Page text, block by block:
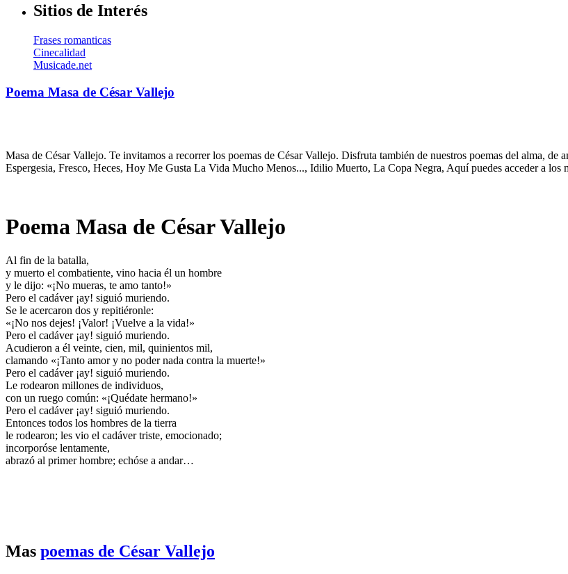
Sitios de Interés
Frases romanticas
Cinecalidad
Musicade.net
Poema Masa de César Vallejo
Masa de César Vallejo. Te invitamos a recorrer los poemas de César Vallejo. Disfruta también de nuestros poemas del alma, de
Espergesia, Fresco, Heces, Hoy Me Gusta La Vida Mucho Menos..., Idilio Muerto, La Copa Negra, Aquí puedes acceder a los
Poema Masa de César Vallejo
Al fin de la batalla,
y muerto el combatiente, vino hacia él un hombre
y le dijo: «¡No mueras, te amo tanto!»
Pero el cadáver ¡ay! siguió muriendo.
Se le acercaron dos y repitiéronle:
«¡No nos dejes! ¡Valor! ¡Vuelve a la vida!»
Pero el cadáver ¡ay! siguió muriendo.
Acudieron a él veinte, cien, mil, quinientos mil,
clamando «¡Tanto amor y no poder nada contra la muerte!»
Pero el cadáver ¡ay! siguió muriendo.
Le rodearon millones de individuos,
con un ruego común: «¡Quédate hermano!»
Pero el cadáver ¡ay! siguió muriendo.
Entonces todos los hombres de la tierra
le rodearon; les vio el cadáver triste, emocionado;
incorporóse lentamente,
abrazó al primer hombre; echóse a andar…
Mas poemas de César Vallejo